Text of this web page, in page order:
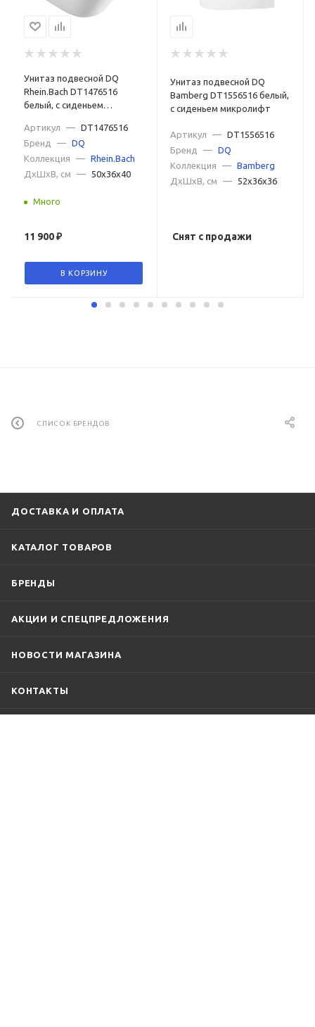
Унитаз подвесной DQ
Rhein.Bach DT1476516
белый, с сиденьем
Артикул
— DT1476516
Бренд
— DQ
Коллекция
— Rhein.Bach
ДxШxВ, см
— 50x36x40
Много
11 900₽
В КОРЗИНУ
Унитаз подвесной DQ
Bamberg DT1556516 белый,
с сиденьем микролифт
Артикул — DT1556516
Бренд
— DQ
Коллекция
— Bamberg
ДxШxВ, см
— 52x36x36
Снят с продажи
СПИСОК БРЕНДОВ
ДОСТАВКА И ОПЛАТА
КАТАЛОГ ТОВАРОВ
БРЕНДЫ
АКЦИИ И СПЕЦПРЕДЛОЖЕНИЯ
НОВОСТИ МАГАЗИНА
КОНТАКТЫ